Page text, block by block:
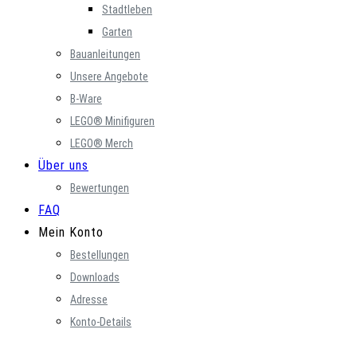
Stadtleben
Garten
Bauanleitungen
Unsere Angebote
B-Ware
LEGO® Minifiguren
LEGO® Merch
Über uns
Bewertungen
FAQ
Mein Konto
Bestellungen
Downloads
Adresse
Konto-Details